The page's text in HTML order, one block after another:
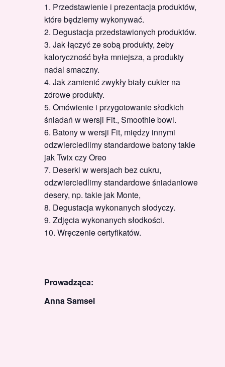
Przedstawienie i prezentacja produktów,
które będziemy wykonywać.
Degustacja przedstawionych produktów.
Jak łączyć ze sobą produkty, żeby
kaloryczność była mniejsza, a produkty
nadal smaczny.
Jak zamienić zwykły biały cukier na
zdrowe produkty.
Omówienie i przygotowanie słodkich
śniadań w wersji Fit., Smoothie bowl.
Batony w wersji Fit, między innymi
odzwierciedlimy standardowe batony takie
jak Twix czy Oreo
Deserki w wersjach bez cukru,
odzwierciedlimy standardowe śniadaniowe
desery, np. takie jak Monte,
Degustacja wykonanych słodyczy.
Zdjęcia wykonanych słodkości.
Wręczenie certyfikatów.
Prowadząca:
Anna Samsel